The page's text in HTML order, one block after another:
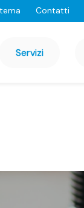
Contatti
Servizi